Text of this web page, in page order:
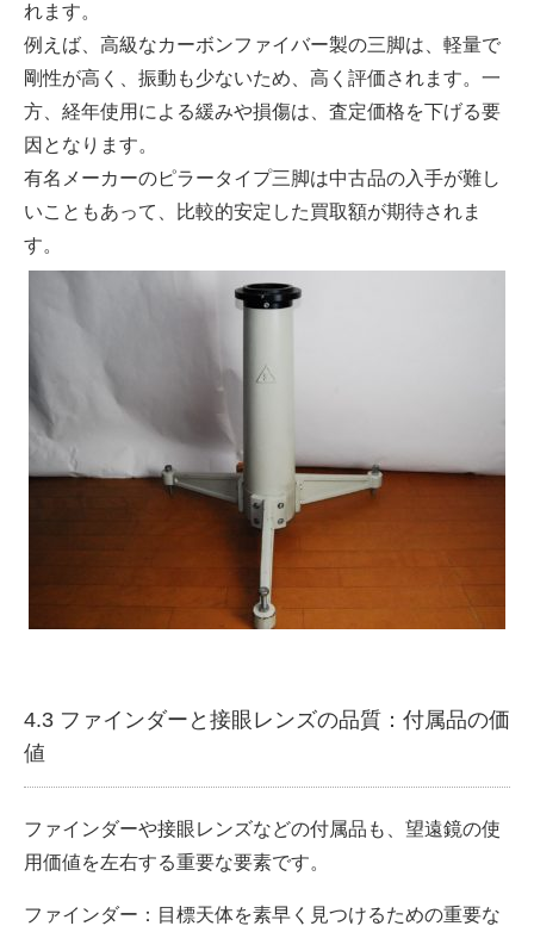
れます。
例えば、高級なカーボンファイバー製の三脚は、軽量で
剛性が高く、振動も少ないため、高く評価されます。一
方、経年使用による緩みや損傷は、査定価格を下げる要
因となります。
有名メーカーのピラータイプ三脚は中古品の入手が難し
いこともあって、比較的安定した買取額が期待されま
す。
4.3 ファインダーと接眼レンズの品質：付属品の価
値
ファインダーや接眼レンズなどの付属品も、望遠鏡の使
用価値を左右する重要な要素です。
ファインダー：目標天体を素早く見つけるための重要な